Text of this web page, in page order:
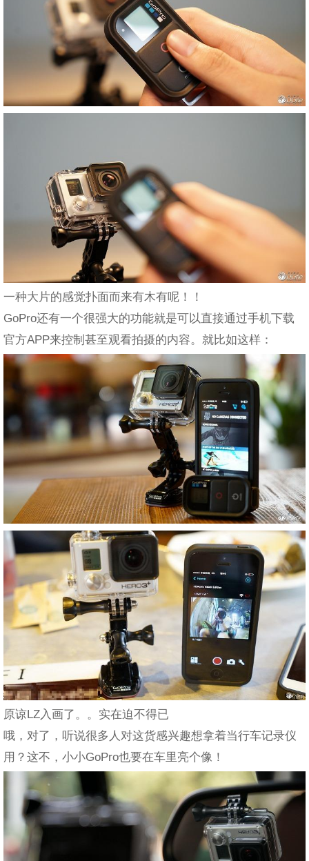
一种大片的感觉扑面而来有木有呢！！
GoPro还有一个很强大的功能就是可以直接通过手机下载
官方APP来控制甚至观看拍摄的内容。就比如这样：
原谅LZ入画了。。实在迫不得已
哦，对了，听说很多人对这货感兴趣想拿着当行车记录仪
用？这不，小小GoPro也要在车里亮个像！